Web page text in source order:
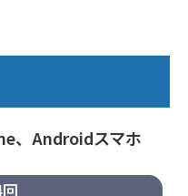
、Androidスマホ